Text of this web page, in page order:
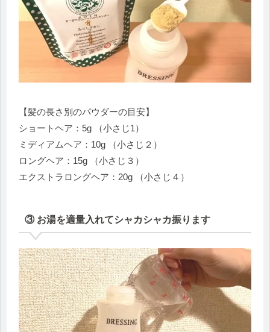
【髪の長さ別のパウダーの目安】
ショートヘア：5g （小さじ1）
ミディアムヘア：10g （小さじ２）
ロングヘア：15g （小さじ３）
エクストラロングヘア：20g （小さじ４）
③ お湯を適量入れてシャカシャカ振ります